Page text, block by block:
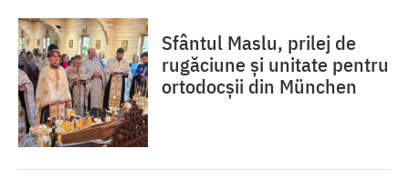
Sfântul Maslu, prilej de
rugăciune și unitate pentru
ortodocșii din München